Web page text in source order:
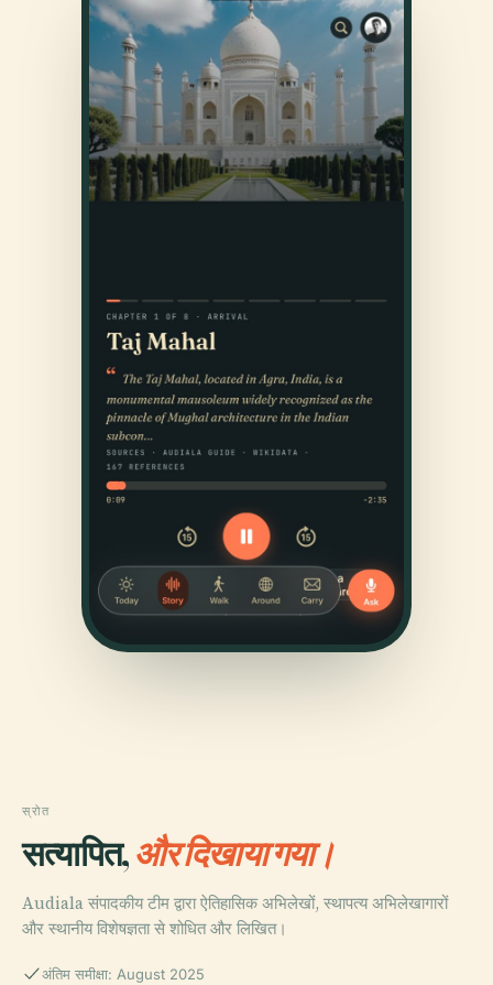
स्रोत
सत्यापित,और दिखाया गया।
Audiala संपादकीय टीम द्वारा ऐतिहासिक अभिलेखों, स्थापत्य अभिलेखागारों
और स्थानीय विशेषज्ञता से शोधित और लिखित।
अंतिम समीक्षा: August 2025